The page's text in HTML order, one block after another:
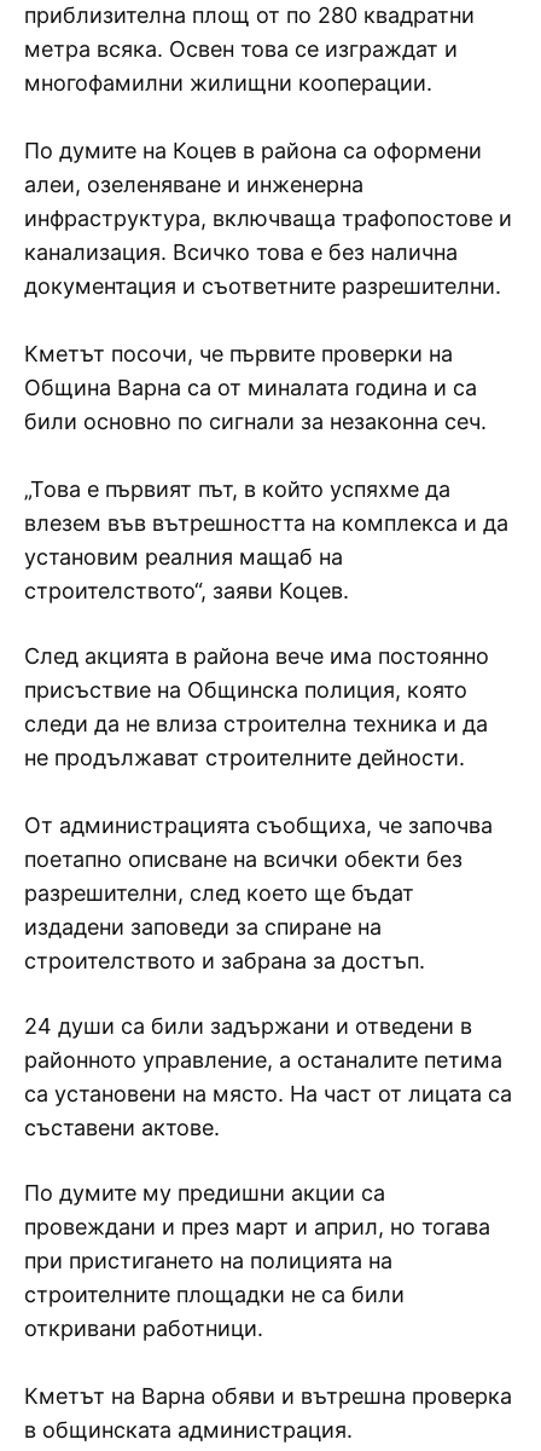
приблизителна площ от по 280 квадратни
метра всяка. Освен това се изграждат и
многофамилни жилищни кооперации.
По думите на Коцев в района са оформени
алеи, озеленяване и инженерна
инфраструктура, включваща трафопостове и
канализация. Всичко това е без налична
документация и съответните разрешителни.
Кметът посочи, че първите проверки на
Община Варна са от миналата година и са
били основно по сигнали за незаконна сеч.
„Това е първият път, в който успяхме да
влезем във вътрешността на комплекса и да
установим реалния мащаб на
строителството“, заяви Коцев.
След акцията в района вече има постоянно
присъствие на Общинска полиция, която
следи да не влиза строителна техника и да
не продължават строителните дейности.
От администрацията съобщиха, че започва
поетапно описване на всички обекти без
разрешителни, след което ще бъдат
издадени заповеди за спиране на
строителството и забрана за достъп.
24 души са били задържани и отведени в
районното управление, а останалите петима
са установени на място. На част от лицата са
съставени актове.
По думите му предишни акции са
провеждани и през март и април, но тогава
при пристигането на полицията на
строителните площадки не са били
откривани работници.
Кметът на Варна обяви и вътрешна проверка
в общинската администрация.